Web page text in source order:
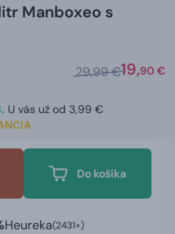
Manboxeo s
29,99 €19,90 €
U vás už od 3,99 €
Do košíka
Heureka(2431×)